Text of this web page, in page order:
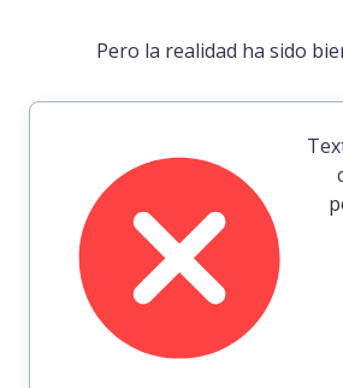
Pero la realidad ha sido